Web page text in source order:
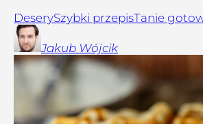
DeserySzybki przepisTanie
Jakub Wójcik